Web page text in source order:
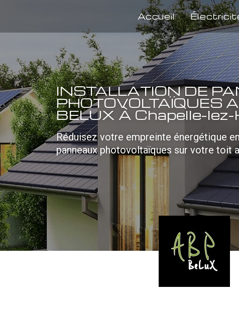
Accueil
INSTALLATION DE
PHOTOVOLTAÏQUES
BELUX À Chapelle-
Réduisez votre empreinte énergétique
panneaux photovoltaïques sur votre toit